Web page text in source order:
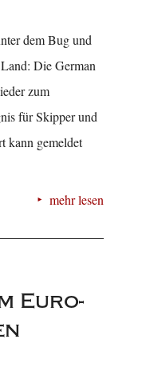
dem Bug und
Die German
zum
für Skipper und
kann gemeldet
mehr lesen
Euro-